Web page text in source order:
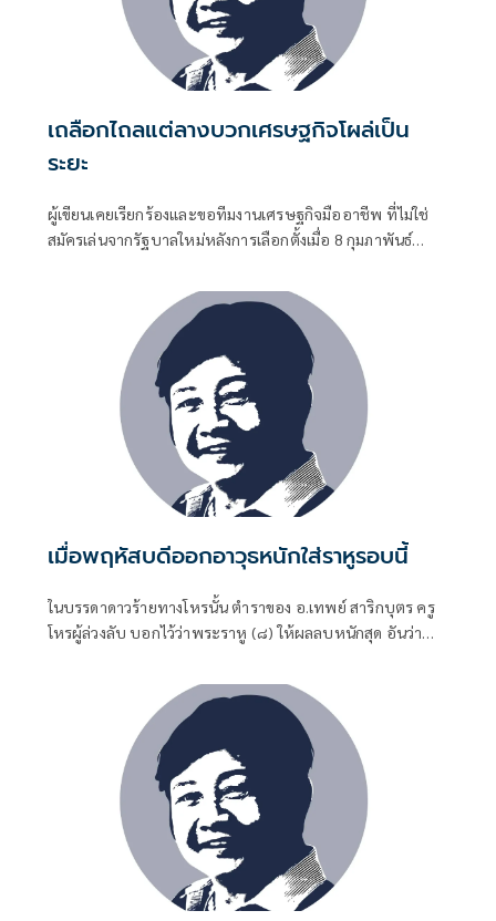
เถลือกไถลแต่ลางบวกเศรษฐกิจโผล่เป็น
ระยะ
ผู้เขียนเคยเรียกร้องและขอทีมงานเศรษฐกิจมืออาชีพ ที่ไม่ใช่
สมัครเล่นจากรัฐบาลใหม่หลังการเลือกตั้งเมื่อ 8 กุมภาพันธ์
ตั้งแต่กลางกรกฎาคม 2565 และซ้อนวิกฤตเศรษฐกิจที่เมืองจะ
พานพบเนื่องจากปัญหาของเมืองเองน้องๆ ต้มยำกุ้งที่จะเริ่ม
ตั้งแต่ 14 กุมภาพันธ์ 2569 เป็นต้นไป
เมื่อพฤหัสบดีออกอาวุธหนักใส่ราหูรอบนี้
ในบรรดาดาวร้ายทางโหรนั้น ตำราของ อ.เทพย์ สาริกบุตร ครู
โหรผู้ล่วงลับ บอกไว้ว่าพระราหู (๘) ให้ผลลบหนักสุด อันว่า
ตัวบุคคล ทำให้เกิดโมหจริตและอกุศลจิต มัวเมาไปในอารมณ์
ต่างๆ ตามคำจำกัดความทางโหรคือ "ทายมัวเมาให้ทายราหู”